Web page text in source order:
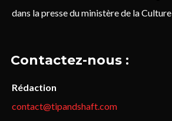
dans la presse du ministère de la Culture
Contactez-nous :
Rédaction
contact@tipandshaft.com